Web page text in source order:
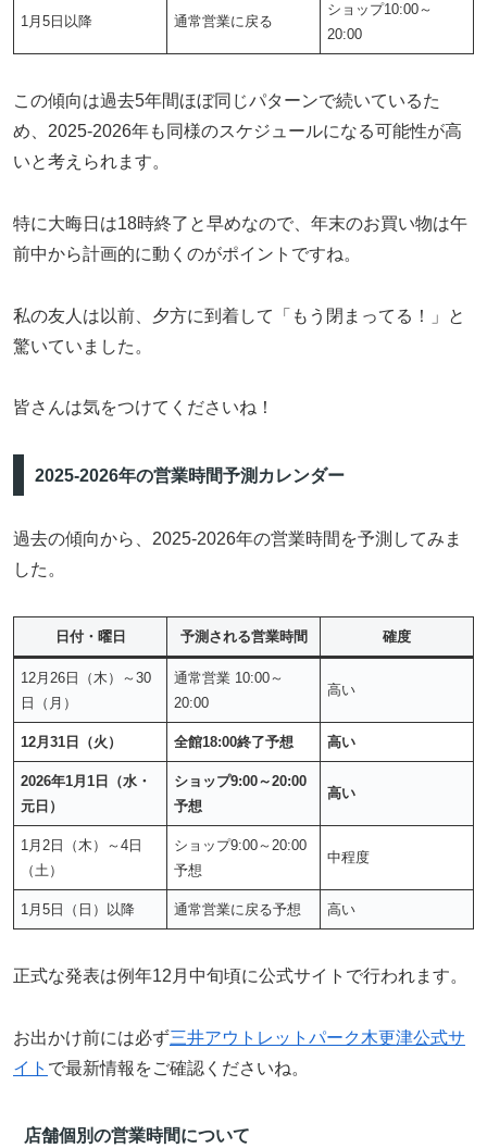
1月5日以降 通常営業に戻る
ショップ10:00～
20:00
この傾向は過去5年間ほぼ同じパターンで続いているた
め、2025-2026年も同様のスケジュールになる可能性が高
いと考えられます。
特に大晦日は18時終了と早めなので、年末のお買い物は午
前中から計画的に動くのがポイントですね。
私の友人は以前、夕方に到着して「もう閉まってる！」と
驚いていました。
皆さんは気をつけてくださいね！
2025-2026年の営業時間予測カレンダー
過去の傾向から、2025-2026年の営業時間を予測してみま
した。
日付・曜日 予測される営業時間 確度
12月26日（木）～30
日（月）
通常営業 10:00～
20:00
高い
12月31日（火） 全館18:00終了予想 高い
2026年1月1日（水・
元日）
ショップ9:00～20:00
予想
高い
1月2日（木）～4日
（土）
ショップ9:00～20:00
予想
中程度
1月5日（日）以降 通常営業に戻る予想 高い
正式な発表は例年12月中旬頃に公式サイトで行われます。
お出かけ前には必ず三井アウトレットパーク木更津公式サ
イト で最新情報をご確認くださいね。
店舗個別の営業時間について